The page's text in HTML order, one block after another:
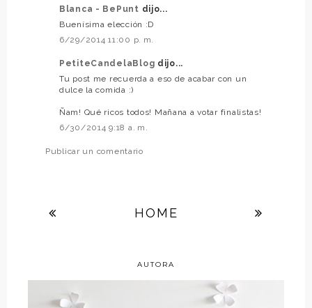
Blanca - BePunt dijo...
Buenísima elección :D
6/29/2014 11:00 p. m.
PetiteCandelaBlog dijo...
Tu post me recuerda a eso de acabar con un
dulce la comida :)
Ñam! Qué ricos todos! Mañana a votar finalistas!
6/30/2014 9:18 a. m.
Publicar un comentario
HOME
AUTORA